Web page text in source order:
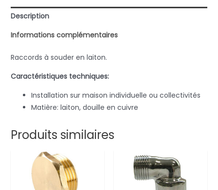
Description
Informations complémentaires
Raccords à souder en laiton.
Caractéristiques techniques:
Installation sur maison individuelle ou collectivités
Matière: laiton, douille en cuivre
Produits similaires